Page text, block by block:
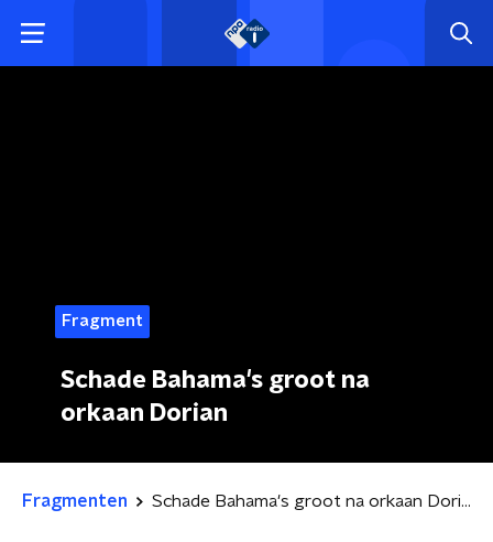
Fragment
Schade Bahama's groot na
orkaan Dorian
Fragmenten Schade Bahama's groot na orkaan Dorian